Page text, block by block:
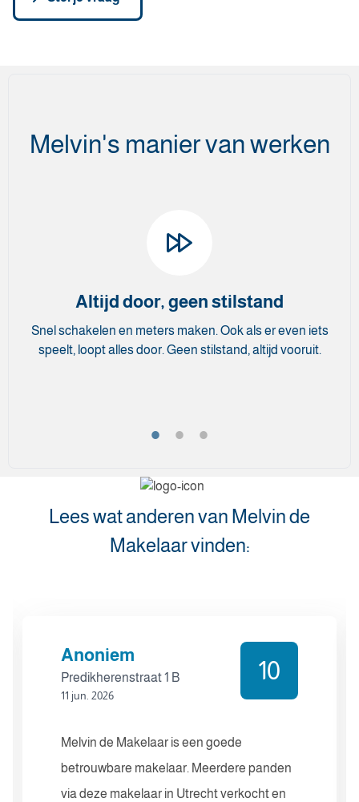
Melvin's manier van werken
Altijd door, geen stilstand
Snel schakelen en meters maken. Ook als er even iets
speelt, loopt alles door. Geen stilstand, altijd vooruit.
Lees wat anderen van Melvin de
Makelaar vinden:
Anoniem
Predikherenstraat 1 B
11 jun. 2026
10
Melvin de Makelaar is een goede
betrouwbare makelaar. Meerdere panden
via deze makelaar in Utrecht verkocht en